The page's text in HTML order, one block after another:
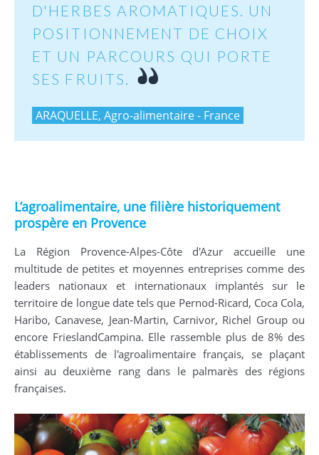
D'HERBES AROMATIQUES. UN
POSITIONNEMENT DE CHOIX
ET UN PARCOURS QUI PORTE
SES FRUITS.
ARAQUELLE, Agro-alimentaire - France
L’agroalimentaire, une filière historiquement
prospère en Provence
La Région Provence-Alpes-Côte d'Azur accueille une
multitude de petites et moyennes entreprises comme des
leaders nationaux et internationaux implantés sur le
territoire de longue date tels que Pernod-Ricard, Coca Cola,
Haribo, Canavese, Jean-Martin, Carnivor, Richel Group ou
encore FrieslandCampina. Elle rassemble plus de 8% des
établissements de l'agroalimentaire français, se plaçant
ainsi au deuxième rang dans le palmarès des régions
françaises.